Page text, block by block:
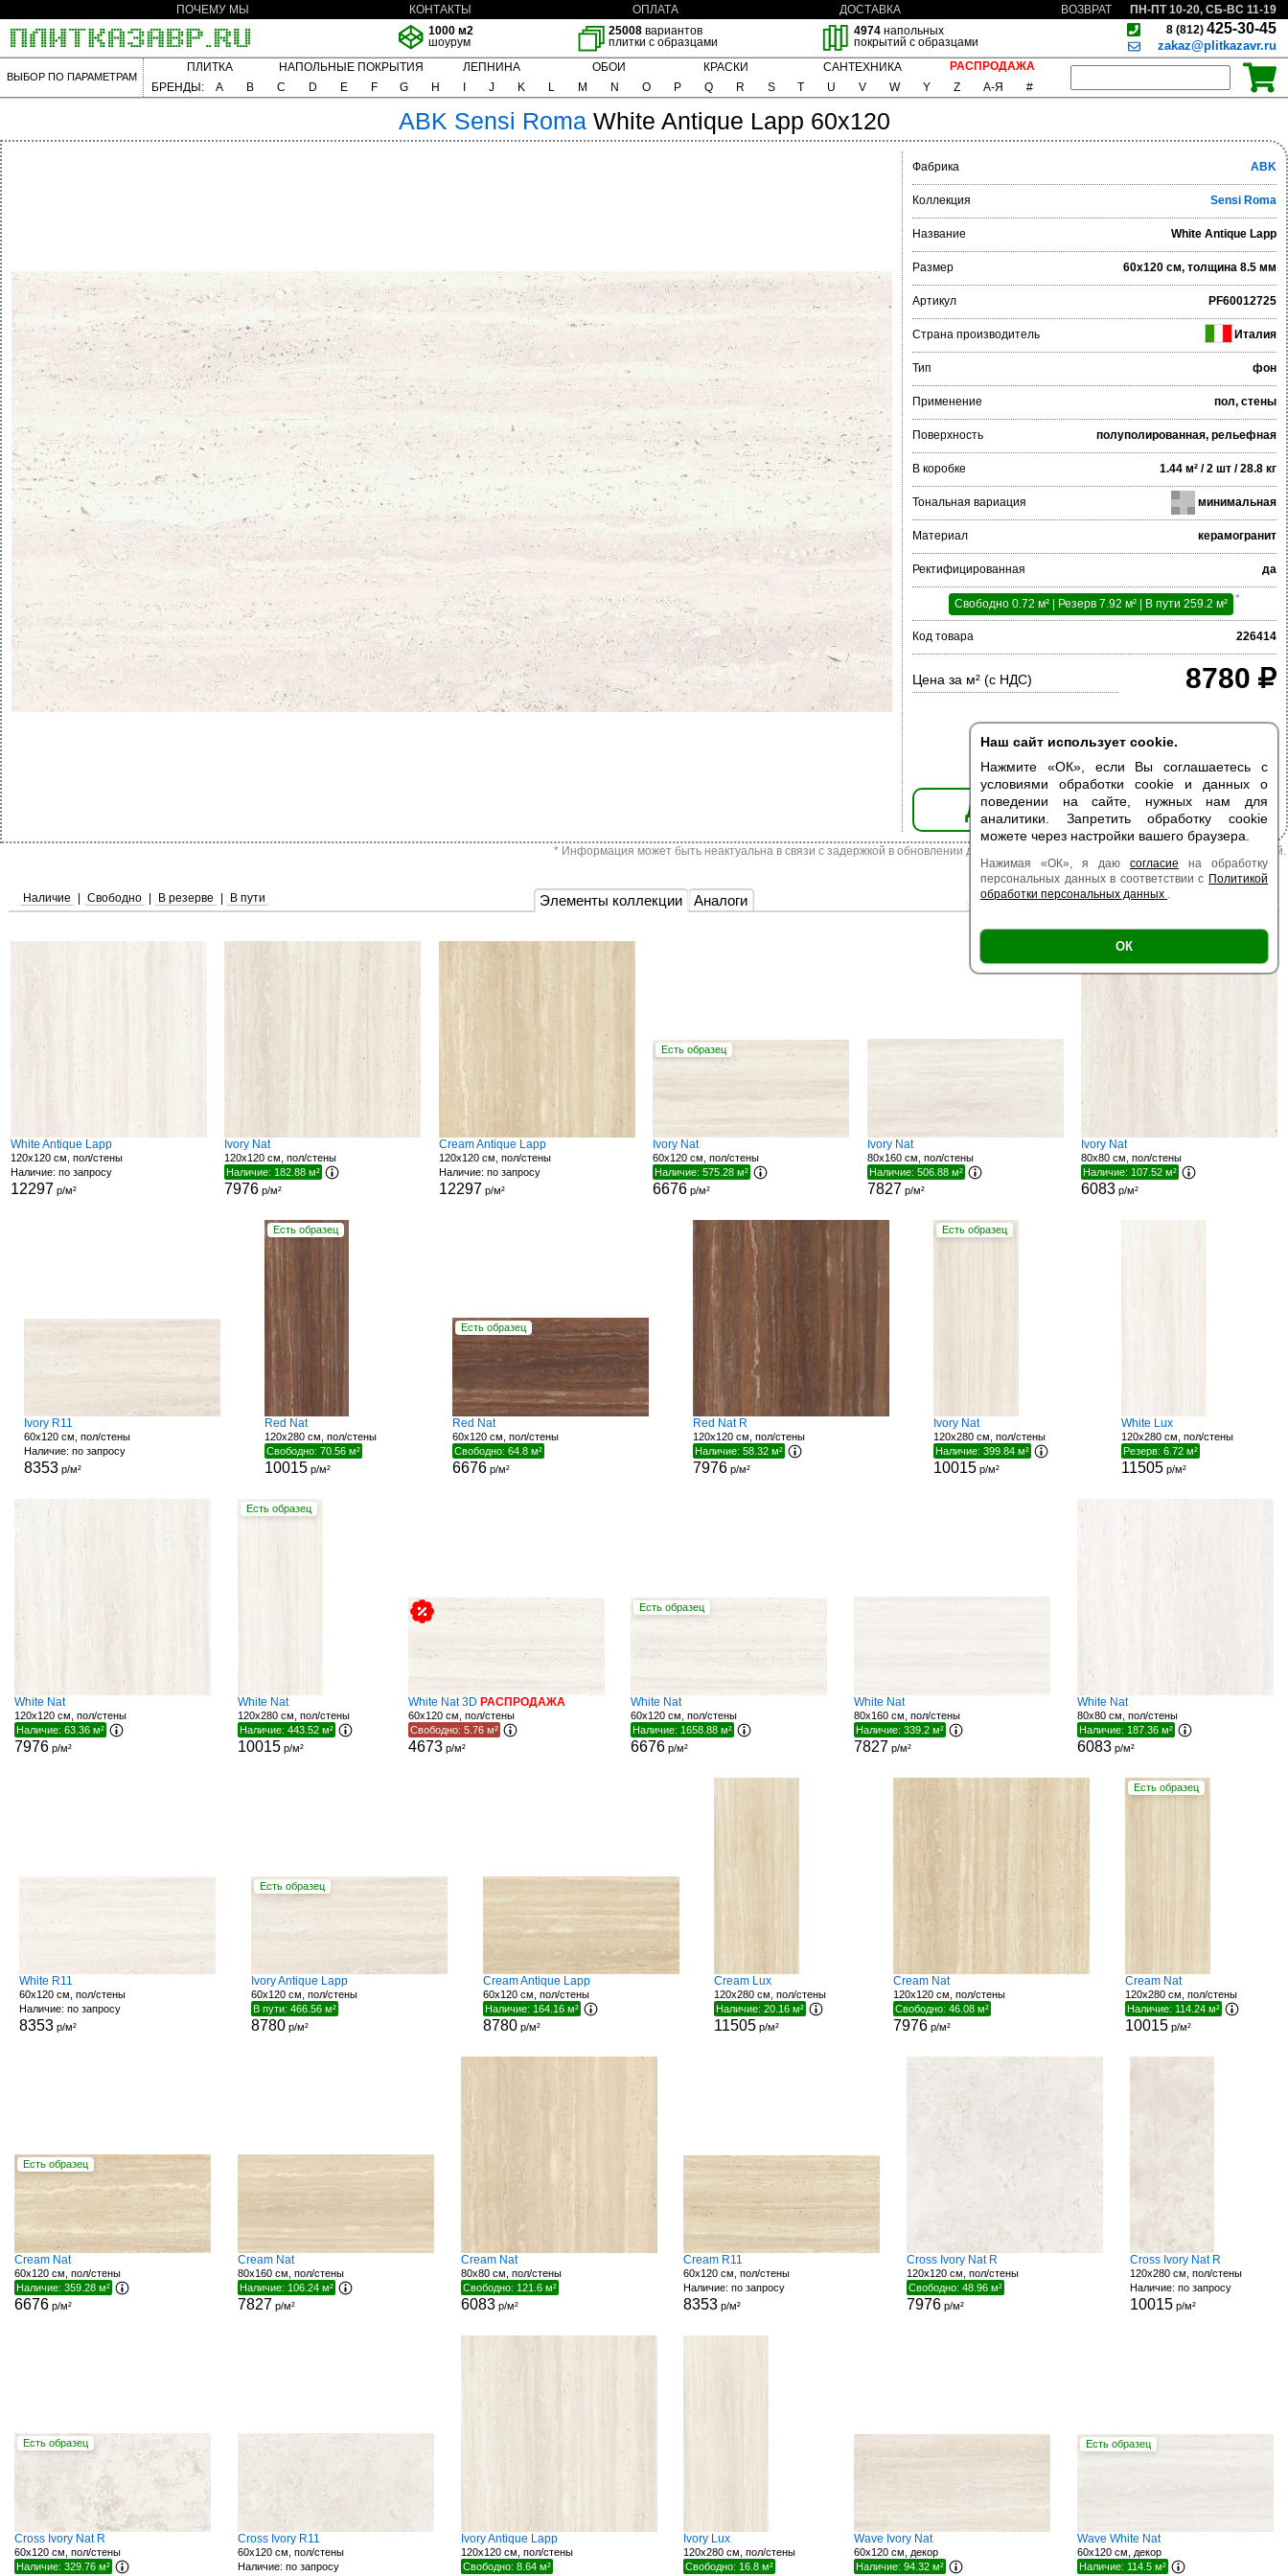
Наш сайт использует cookie.
Нажмите «ОК», если Вы соглашаетесь с
условиями обработки cookie и данных о
поведении на сайте, нужных нам для
аналитики. Запретить обработку cookie
можете через настройки вашего браузера.
Нажимая «ОК», я даю согласие на обработку
персональных данных в соответствии с Политикой
обработки персональных данных .
ОК
ПОЧЕМУ МЫ КОНТАКТЫ ОПЛАТА ДОСТАВКА ВОЗВРАТ
ПН-ПТ 10-20, СБ-ВС 11-19
1000 м2
шоурум
25008 вариантов
плитки с образцами
4974напольных
покрытий с образцами
8 (812) 425-30-45
zakaz@plitkazavr.ru
ВЫБОР ПО ПАРАМЕТРАМ
ПЛИТКА НАПОЛЬНЫЕ ПОКРЫТИЯ ЛЕПНИНА ОБОИ КРАСКИ САНТЕХНИКА
РАСПРОДАЖА
БРЕНДЫ:
A B C D E F G H J K L M N O P Q R S T U V W Y Z А-Я #
ABK Sensi Roma White Antique Lapp 60x120
Фабрика ABK
Коллекция Sensi Roma
Название White Antique Lapp
Размер 60x120 см, толщина 8.5 мм
Артикул PF60012725
Страна производитель Италия
Тип фон
Применение пол, стены
Поверхность полуполированная, рельефная
В коробке 1.44 м² / 2 шт / 28.8 кг
Тональная вариация минимальная
Материал керамогранит
Ректифицированная да
Свободно 0.72 м² | Резерв 7.92 м² | В пути 259.2 м² *
Код товара 226414
Цена за м² (с НДС) 8780
ДОБАВИТЬ В КОРЗИНУ
* Информация может быть неактуальна в связи с задержкой в обновлении данных. Цена из наличия может отличаться от указанной.
Элементы коллекции Аналоги
Наличие Свободно В резерве В пути Есть образец | Поверхность |
White Antique Lapp
120x120 см, пол/стены
Наличие: по запросу
12297 р/м²
Ivory Nat
120x120 см, пол/стены
Наличие: 182.88 м²
7976 р/м²
Cream Antique Lapp
120x120 см, пол/стены
Наличие: по запросу
12297 р/м²
Есть образец
Ivory Nat
60x120 см, пол/стены
Наличие: 575.28 м²
6676 р/м²
Ivory Nat
80x160 см, пол/стены
Наличие: 506.88 м²
7827 р/м²
Ivory Nat
80x80 см, пол/стены
Наличие: 107.52 м²
6083 р/м²
Ivory R11
60x120 см, пол/стены
Наличие: по запросу
8353р/м²
Есть образец
Red Nat
120x280 см, пол/стены
Свободно: 70.56 м²
10015р/м²
Есть образец
Red Nat
60x120 см, пол/стены
Свободно: 64.8 м²
6676р/м²
Red Nat R
120x120 см, пол/стены
Наличие: 58.32 м²
7976р/м²
Есть образец
Ivory Nat
120x280 см, пол/стены
Наличие: 399.84 м²
10015р/м²
White Lux
120x280 см, пол/стены
Резерв: 6.72 м²
11505р/м²
White Nat
120x120 см, пол/стены
Наличие: 63.36 м²
7976 р/м²
Есть образец
White Nat
120x280 см, пол/стены
Наличие: 443.52 м²
10015р/м²
White Nat 3D РАСПРОДАЖА
60x120 см, пол/стены
Свободно: 5.76 м²
4673р/м²
Есть образец
White Nat
60x120 см, пол/стены
Наличие: 1658.88 м²
6676 р/м²
White Nat
80x160 см, пол/стены
Наличие: 339.2 м²
7827 р/м²
White Nat
80x80 см, пол/стены
Наличие: 187.36 м²
6083р/м²
White R11
60x120 см, пол/стены
Наличие: по запросу
8353р/м²
Есть образец
Ivory Antique Lapp
60x120 см, пол/стены
В пути: 466.56 м²
8780р/м²
Cream Antique Lapp
60x120 см, пол/стены
Наличие: 164.16 м²
8780р/м²
Cream Lux
120x280 см, пол/стены
Наличие: 20.16 м²
11505 р/м²
Cream Nat
120x120 см, пол/стены
Свободно: 46.08 м²
7976 р/м²
Есть образец
Cream Nat
120x280 см, пол/стены
Наличие: 114.24 м²
10015 р/м²
Есть образец
Cream Nat
60x120 см, пол/стены
Наличие: 359.28 м²
6676 р/м²
Cream Nat
80x160 см, пол/стены
Наличие: 106.24 м²
7827 р/м²
Cream Nat
80x80 см, пол/стены
Свободно: 121.6 м²
6083р/м²
Cream R11
60x120 см, пол/стены
Наличие: по запросу
8353 р/м²
Cross Ivory Nat R
120x120 см, пол/стены
Свободно: 48.96 м²
7976р/м²
Cross Ivory Nat R
120x280 см, пол/стены
Наличие: по запросу
10015р/м²
Есть образец
Cross Ivory Nat R
60x120 см, пол/стены
Наличие: 329.76 м²
Cross Ivory R11
60x120 см, пол/стены
Наличие: по запросу
Ivory Antique Lapp
120x120 см, пол/стены
Свободно: 8.64 м²
Ivory Lux
120x280 см, пол/стены
Свободно: 16.8 м²
Wave Ivory Nat
60x120 см, декор
Наличие: 94.32 м²
Есть образец
Wave White Nat
60x120 см, декор
Наличие: 114.5 м²